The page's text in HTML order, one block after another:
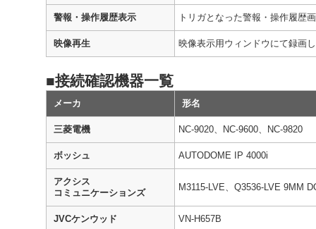
警報・操作履歴表示 トリガとなった警報・操作履歴
映像再生 映像表示用ウィンドウにて録画
■接続確認機器一覧
メーカ 形名
三菱電機 NC-9020、NC-9600、NC-9820
ボッシュ AUTODOME IP 4000i
アクシス
コミュニケーションズ
M3115-LVE、Q3536-LVE 9MM
JVCケンウッド VN-H657B